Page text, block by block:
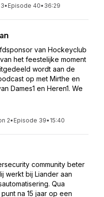
• Episode 40• 36:29
van Hockeyclub
het feestelijke moment
wordt aan de
op met Mirthe en
Dames1 en Heren1. We
2• Episode 39• 15:40
community beter
werkt bij Liander aan
Qua
na 15 jaar op een